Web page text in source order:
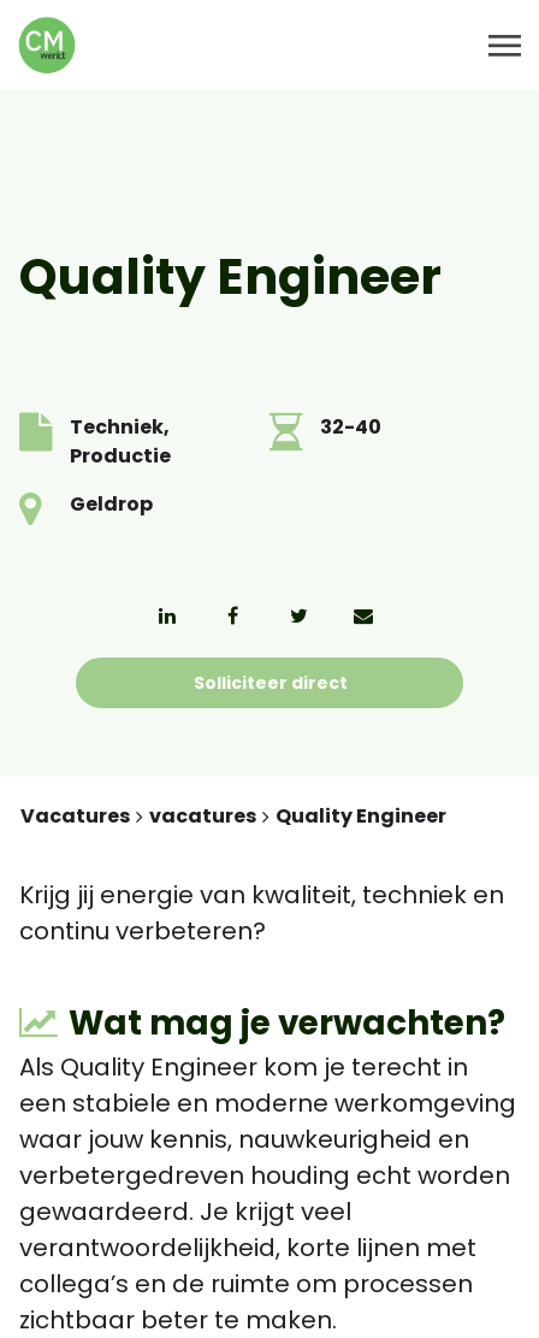
Quality Engineer
Techniek,
Productie
32-40
Geldrop
Solliciteer direct
Vacatures vacatures Quality Engineer
Krijg jij energie van kwaliteit, techniek en
continu verbeteren?
Wat mag je verwachten?
Als Quality Engineer kom je terecht in
een stabiele en moderne werkomgeving
waar jouw kennis, nauwkeurigheid en
verbetergedreven houding echt worden
gewaardeerd. Je krijgt veel
verantwoordelijkheid, korte lijnen met
collega’s en de ruimte om processen
zichtbaar beter te maken.